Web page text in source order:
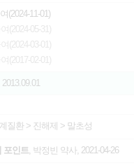
(2024-11-01)
(2024-05-31)
(2024-03-01)
(2017-02-01)
2013.09.01
질환 > 진해제 > 말초성
포인트, 박정빈 약사, 2021-04-26